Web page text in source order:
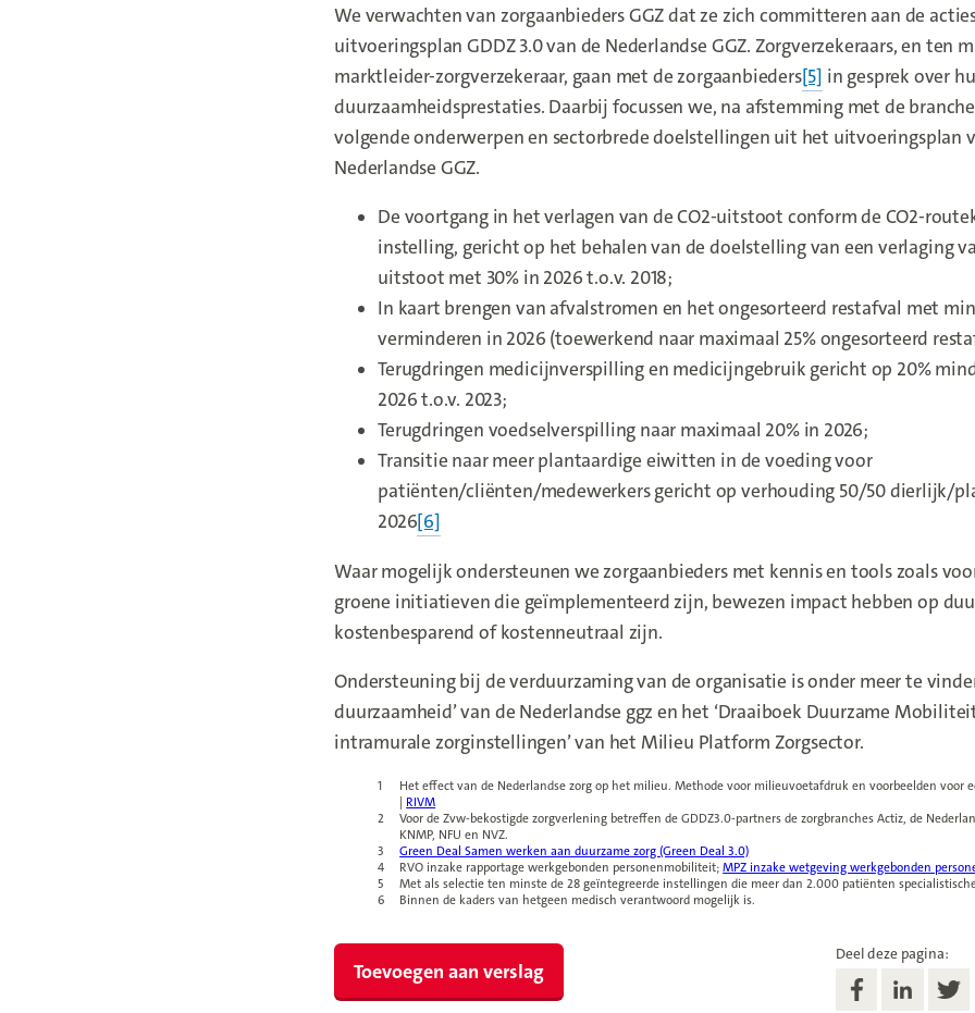
We verwachten van zorgaanbieders GGZ dat ze zich committeren aan de
uitvoeringsplan GDDZ 3.0 van de Nederlandse GGZ. Zorgverzekeraars, en ten
marktleider-zorgverzekeraar, gaan met de zorgaanbieders[5] in gesprek over
duurzaamheidsprestaties. Daarbij focussen we, na afstemming met de
volgende onderwerpen en sectorbrede doelstellingen uit het uitvoeringsplan
Nederlandse GGZ.
De voortgang in het verlagen van de CO2-uitstoot conform de CO2-
instelling, gericht op het behalen van de doelstelling van een verlaging
uitstoot met 30% in 2026 t.o.v. 2018;
In kaart brengen van afvalstromen en het ongesorteerd restafval met
verminderen in 2026 (toewerkend naar maximaal 25% ongesorteerd
Terugdringen medicijnverspilling en medicijngebruik gericht op 20%
2026 t.o.v. 2023;
Terugdringen voedselverspilling naar maximaal 20% in 2026;
Transitie naar meer plantaardige eiwitten in de voeding voor
patiënten/cliënten/medewerkers gericht op verhouding 50/50 dierlijk/
2026[6]
Waar mogelijk ondersteunen we zorgaanbieders met kennis en tools zoals
groene initiatieven die geïmplementeerd zijn, bewezen impact hebben op
kostenbesparend of kostenneutraal zijn.
Ondersteuning bij de verduurzaming van de organisatie is onder meer te
duurzaamheid’ van de Nederlandse ggz en het ‘Draaiboek Duurzame
intramurale zorginstellingen’ van het Milieu Platform Zorgsector.
1
Het effect van de Nederlandse zorg op het milieu. Methode voor milieuvoetafdruk en voorbeelden voor
RIVM
2
Voor de Zvw-bekostigde zorgverlening betreffen de GDDZ3.0-partners de zorgbranches Actiz, de
KNMP, NFU en NVZ.
3
Green Deal Samen werken aan duurzame zorg (Green Deal 3.0)
4
RVO inzake rapportage werkgebonden personenmobiliteit;MPZ inzake wetgeving werkgebonden
5
Met als selectie ten minste de 28 geïntegreerde instellingen die meer dan 2.000 patiënten
6
Binnen de kaders van hetgeen medisch verantwoord mogelijk is.
Toevoegen aan verslag
Deel deze pagina: